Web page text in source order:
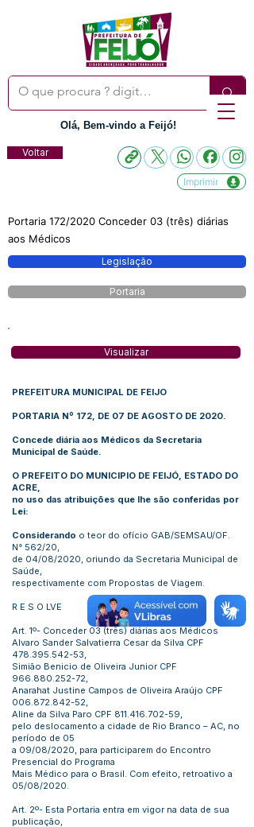
Olá, Bem-vindo a Feijó!
Voltar
Imprimir
Portaria 172/2020 Conceder 03 (três) diárias
aos Médicos
Legislação
Portaria
Visualizar
PREFEITURA MUNICIPAL DE FEIJO
PORTARIA Nº 172, DE 07 DE AGOSTO DE 2020.
Concede diária aos Médicos da Secretaria
Municipal de Saúde.
O PREFEITO DO MUNICIPIO DE FEIJÓ, ESTADO DO
ACRE,
no uso das atribuições que lhe são conferidas por
Lei:
Considerando o teor do ofício GAB/SEMSAU/OF.
N° 562/20,
de 04/08/2020, oriundo da Secretaria Municipal de
Saúde,
respectivamente com Propostas de Viagem.
R E S O LVE
Art. 1º- Conceder 03 (três) diárias aos Médicos
Alvaro Sander Salvatierra Cesar da Silva CPF
478.395.542-53,
Simião Benicio de Oliveira Junior CPF
966.880.252-72,
Anarahat Justine Campos de Oliveira Araújo CPF
006.872.842-52,
Aline da Silva Paro CPF 811.416.702-59,
pelo deslocamento a cidade de Rio Branco – AC, no
período de 05
a 09/08/2020, para participarem do Encontro
Presencial do Programa
Mais Médico para o Brasil. Com efeito, retroativo a
05/08/2020.
Art. 2º- Esta Portaria entra em vigor na data de sua
publicação,